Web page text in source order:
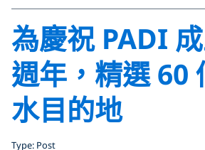
為慶祝 PADI
週年，精選 60
水目的地
Type: Post